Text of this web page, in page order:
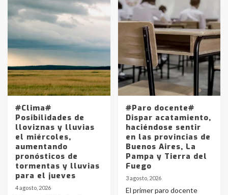
#Clima#
Posibilidades de
lloviznas y lluvias
el miércoles,
aumentando
pronósticos de
tormentas y lluvias
para el jueves
4 agosto, 2026
#Paro docente#
Dispar acatamiento,
haciéndose sentir
en las provincias de
Buenos Aires, La
Pampa y Tierra del
Fuego
3 agosto, 2026
El primer paro docente